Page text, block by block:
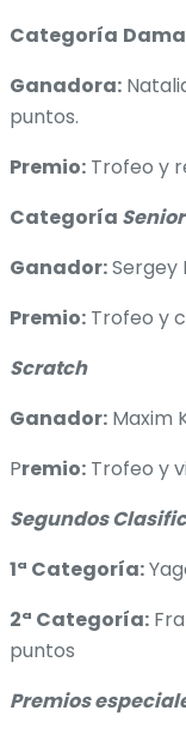
Categoría
Ganadora:
puntos.
Premio: Trofeo y
Categoría Senior
Ganador:Sergey
Premio: Trofeo y
Scratch
Ganador: Maxim
Premio: Trofeo y
Segundos
1ª Categoría:
2ª Categoría:
puntos
Premios